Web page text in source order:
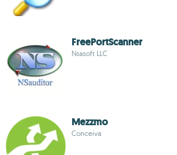
FreePortScanner
Nsasoft LLC
Mezzmo
Conceiva